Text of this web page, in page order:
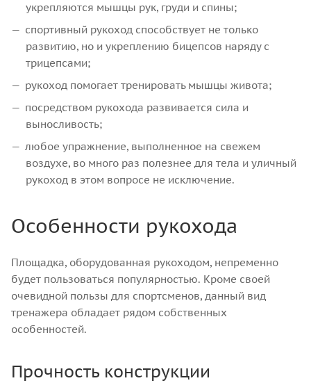
укрепляются мышцы рук, груди и спины;
спортивный рукоход способствует не только
развитию, но и укреплению бицепсов наряду с
трицепсами;
рукоход помогает тренировать мышцы живота;
посредством рукохода развивается сила и
выносливость;
любое упражнение, выполненное на свежем
воздухе, во много раз полезнее для тела и уличный
рукоход в этом вопросе не исключение.
Особенности рукохода
Площадка, оборудованная рукоходом, непременно
будет пользоваться популярностью. Кроме своей
очевидной пользы для спортсменов, данный вид
тренажера обладает рядом собственных
особенностей.
Прочность конструкции